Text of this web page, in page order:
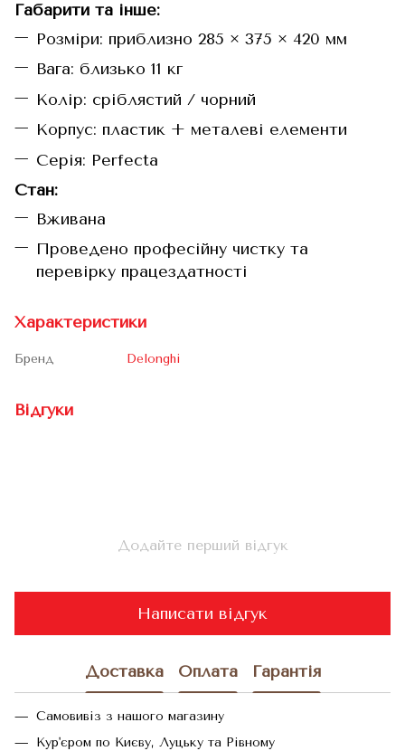
Габарити та інше:
Розміри: приблизно 285 × 375 × 420 мм
Вага: близько 11 кг
Колір: сріблястий / чорний
Корпус: пластик + металеві елементи
Серія: Perfecta
Стан:
Вживана
Проведено професійну чистку та
перевірку працездатності
Характеристики
Бренд Delonghi
Відгуки
Додайте перший відгук
Написати відгук
Доставка Оплата Гарантія
Самовивіз з нашого магазину
Кур'єром по Києву, Луцьку та Рівному